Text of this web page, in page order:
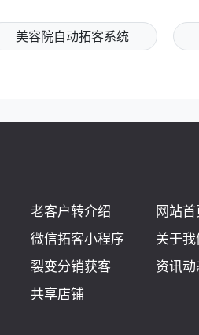
美容院自动拓客系统
老客户转介绍
网站首
微信拓客小程序
关于我
裂变分销获客
资讯动
共享店铺